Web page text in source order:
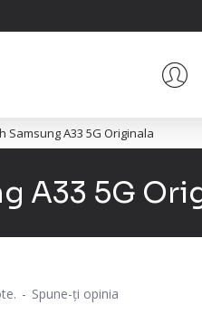
Samsung A33 5G Originala
A33 5G
- Spune-ţi opinia